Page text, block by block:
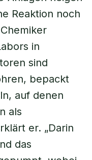
Reaktion noch
in
sind
bepackt
auf denen
als
er. „Darin
das